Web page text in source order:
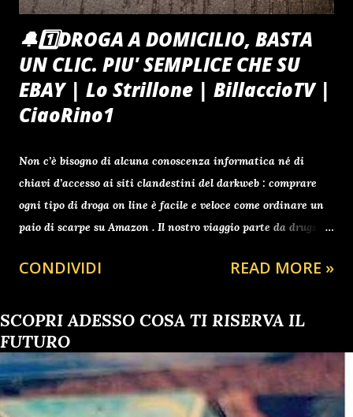
🔔1️⃣DROGA A DOMICILIO, BASTA
UN CLIC. PIU' SEMPLICE CHE SU
EBAY | Lo Strillone | BillaccioTV |
CiaoRino1
Non c’è bisogno di alcuna conoscenza informatica né di
chiavi d’accesso ai siti clandestini del darkweb : comprare
ogni tipo di droga on line è facile e veloce come ordinare un
paio di scarpe su Amazon . Il nostro viaggio parte da drugs-
mettiamo nel carrello un grammo di eroina pura (100 euro,
e i dieci chili), un po’ di speed (anfetamine pure a 5 euro al
grammo), e dieci pasticche di ecstasy (puntiamo sulle
gettonatissime Pink Flugels rosa ) in offerta a 20 euro (2 a
pillola). Quest’ultima è la stessa droga sintetica, a oggi non
ancora illegale in Italia, che nell’ottobre scorso è costata la
CONDIVIDI READ MORE »
SCOPRI ADESSO COSA TI RISERVA IL
FUTURO